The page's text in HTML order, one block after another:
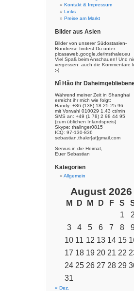
Kontakt & Impressum
Links
Preise am Markt
Bilder aus Asien
Bilder von unserer Südostasien-
Rundreise findest Du unter:
picasaweb.google.de/msthaler.eu
Viel Spaß beim Anschauen! Und
vergessen: auch die Kommentare
:-)
Nĭ Hăo ihr
Während meiner Zeit in Shanghai
erreicht ihr mich wie folgt:
Handy: +86 (138) 18 25 25 96
mit Vorwahl 010029 1,43 ct/min
SMS an: +49 (1 78) 2 98 44 95
(zum üblichen Inlandspreis)
Skype: thalinger0815
ICQ: 97-130-836
sebastian.thaler[at]gmail.com
Servus in die Heimat,
Euer Sebastian
Kategorien
Allgemein
August 2026
M D M D F S
1
2
3
4 5 6 7 8
10 11 12 13 14 15
17 18 19 20 21 22
24 25 26 27 28 29
31
« Dez.